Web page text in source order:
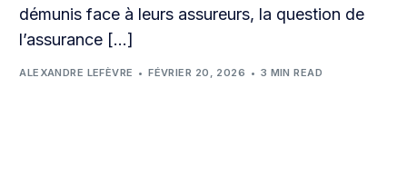
démunis face à leurs assureurs, la question de
l’assurance […]
ALEXANDRE LEFÈVRE FÉVRIER 20, 2026 3 MIN READ